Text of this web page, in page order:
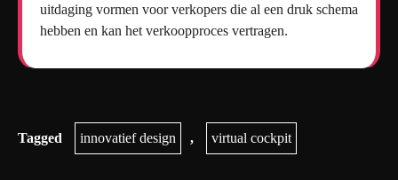
uitdaging vormen voor verkopers die al een druk schema
hebben en kan het verkoopproces vertragen.
Tagged innovatief design , virtual cockpit